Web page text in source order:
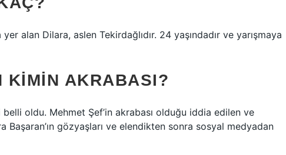
alan Dilara, aslen Tekirdağlıdır. 24 yaşındadır ve yarışmaya
KIMIN AKRABASI?
oldu. Mehmet Şef’in akrabası olduğu iddia edilen ve
Başaran’ın gözyaşları ve elendikten sonra sosyal medyadan